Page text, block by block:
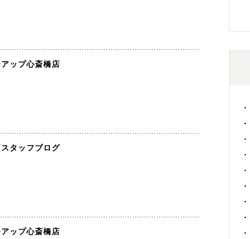
ップ心斎橋店
スタッフブログ
ップ心斎橋店